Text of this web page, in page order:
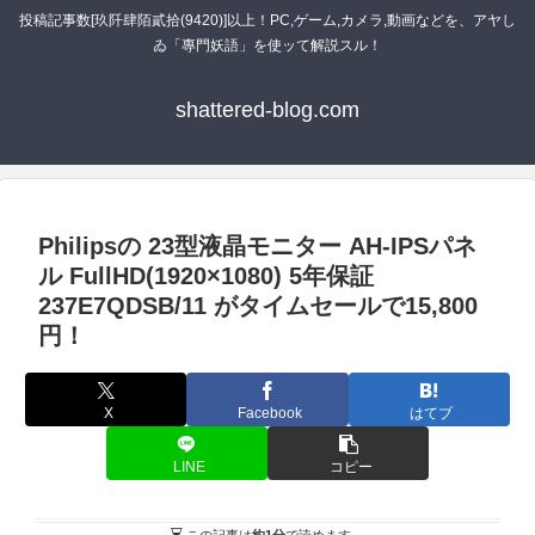
投稿記事数[玖阡肆陌貳拾(9420)]以上！PC,ゲーム,カメラ,動画などを、アヤし
ゐ「專門妖語」を使ッて解説スル！
shattered-blog.com
Philipsの 23型液晶モニター AH-IPSパネ
ル FullHD(1920×1080) 5年保証
237E7QDSB/11 がタイムセールで15,800
円！
X Facebook はてブ
LINE コピー